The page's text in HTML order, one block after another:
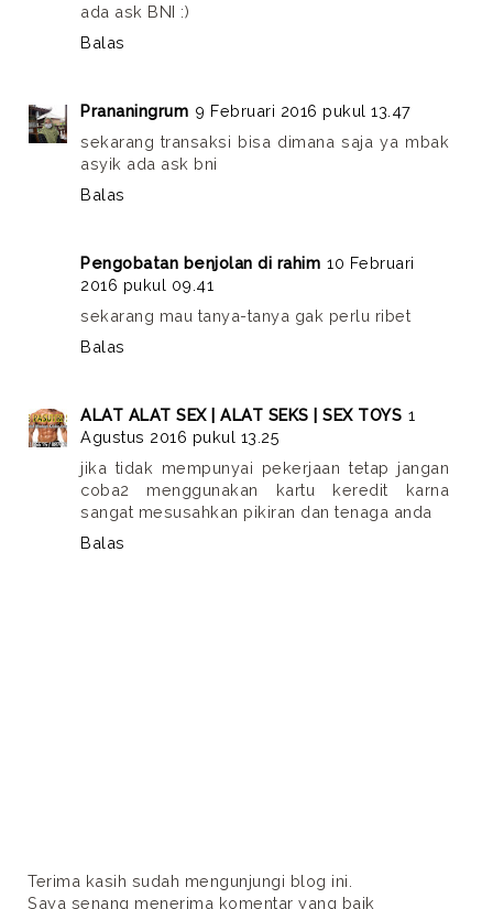
ada ask BNI :)
Balas
Prananingrum 9 Februari 2016 pukul 13.47
sekarang transaksi bisa dimana saja ya mbak
asyik ada ask bni
Balas
Pengobatan benjolan di rahim 10 Februari
2016 pukul 09.41
sekarang mau tanya-tanya gak perlu ribet
Balas
ALAT ALAT SEX | ALAT SEKS | SEX TOYS 1
Agustus 2016 pukul 13.25
jika tidak mempunyai pekerjaan tetap jangan
coba2 menggunakan kartu keredit karna
sangat mesusahkan pikiran dan tenaga anda
Balas
Terima kasih sudah mengunjungi blog ini.
Saya senang menerima komentar yang baik